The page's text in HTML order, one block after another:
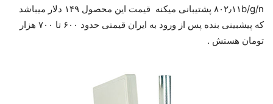
۸۰۲٫۱۱b/g/n پشتیبانی میکنه قیمت این محصول ۱۴۹ دلار میباشد
که پیشبینی بنده پس از ورود به ایران قیمتی حدود ۶۰۰ تا ۷۰۰ هزار
تومان هستش .